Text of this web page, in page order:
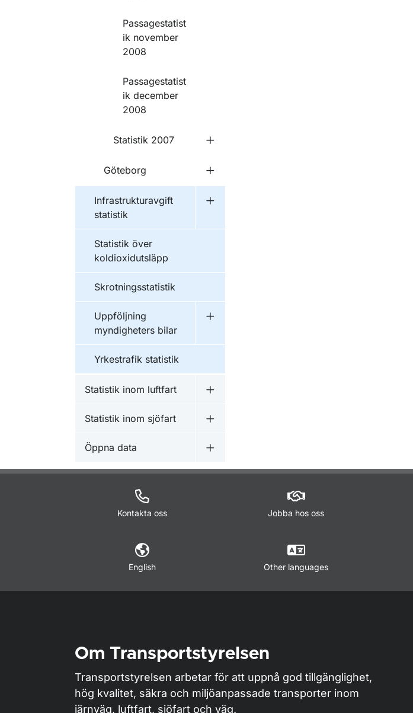
Passagestatist
ik november
2008
Passagestatist
ik december
2008
Statistik 2007
Göteborg
Undermeny för Göteborg
Infrastrukturavgift
statistik
Undermeny för Infrastrukturavgift statistik
Statistik över
koldioxidutsläpp
Skrotningsstatistik
Uppföljning
myndigheters bilar
Undermeny för Uppföljning myndigheters bilar
Yrkestrafik statistik
Statistik inom luftfart
Undermeny för Statistik inom luftfart
Statistik inom sjöfart
Undermeny för Statistik inom sjöfart
Öppna data
Undermeny för Öppna data
Kontakta oss Jobba hos oss
English Other languages
Om Transportstyrelsen
Transportstyrelsen arbetar för att uppnå god tillgänglighet,
hög kvalitet, säkra och miljöanpassade transporter inom
järnväg, luftfart, sjöfart och väg.